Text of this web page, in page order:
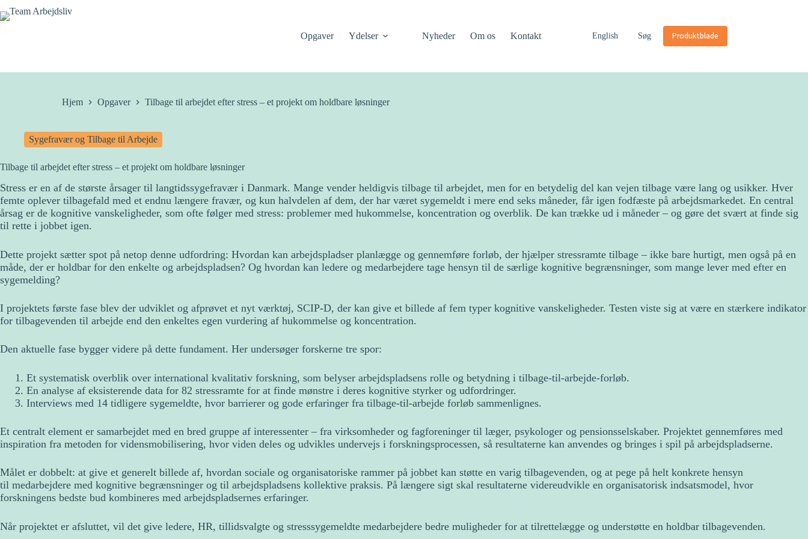
til
Opgaver
Ydelser Nyheder Om os Kontakt English Søg Produktblade
Hjem Opgaver Tilbage til arbejdet efter stress – et projekt om holdbare løsninger
Sygefravær og Tilbage til Arbejde
Tilbage til arbejdet efter stress – et projekt om holdbare løsninger
Stress er en af de største årsager til langtidssygefravær i Danmark. Mange vender heldigvis tilbage til arbejdet, men for en betydelig del kan vejen tilbage være lang og usikker. Hver
femte oplever tilbagefald med et endnu længere fravær, og kun halvdelen af dem, der har været sygemeldt i mere end seks måneder, får igen fodfæste på arbejdsmarkedet. En central
årsag er de kognitive vanskeligheder, som ofte følger med stress: problemer med hukommelse, koncentration og overblik. De kan trække ud i måneder – og gøre det svært at finde sig
til rette i jobbet igen.
Dette projekt sætter spot på netop denne udfordring: Hvordan kan arbejdspladser planlægge og gennemføre forløb, der hjælper stressramte tilbage – ikke bare hurtigt, men også på en
måde, der er holdbar for den enkelte og arbejdspladsen? Og hvordan kan ledere og medarbejdere tage hensyn til de særlige kognitive begrænsninger, som mange lever med efter en
sygemelding?
I projektets første fase blev der udviklet og afprøvet et nyt værktøj, SCIP-D, der kan give et billede af fem typer kognitive vanskeligheder. Testen viste sig at være en stærkere indikator
for tilbagevenden til arbejde end den enkeltes egen vurdering af hukommelse og koncentration.
Den aktuelle fase bygger videre på dette fundament. Her undersøger forskerne tre spor:
Et systematisk overblik over international kvalitativ forskning, som belyser arbejdspladsens rolle og betydning i tilbage-til-arbejde-forløb.
En analyse af eksisterende data for 82 stressramte for at finde mønstre i deres kognitive styrker og udfordringer.
Interviews med 14 tidligere sygemeldte, hvor barrierer og gode erfaringer fra tilbage-til-arbejde forløb sammenlignes.
Et centralt element er samarbejdet med en bred gruppe af interessenter – fra virksomheder og fagforeninger til læger, psykologer og pensionsselskaber. Projektet gennemføres med
inspiration fra metoden for vidensmobilisering, hvor viden deles og udvikles undervejs i forskningsprocessen, så resultaterne kan anvendes og bringes i spil på arbejdspladserne.
Målet er dobbelt: at give et generelt billede af, hvordan sociale og organisatoriske rammer på jobbet kan støtte en varig tilbagevenden, og at pege på helt konkrete hensyn
til medarbejdere med kognitive begrænsninger og til arbejdspladsens kollektive praksis. På længere sigt skal resultaterne videreudvikle en organisatorisk indsatsmodel, hvor
forskningens bedste bud kombineres med arbejdspladsernes erfaringer.
Når projektet er afsluttet, vil det give ledere, HR, tillidsvalgte og stresssygemeldte medarbejdere bedre muligheder for at tilrettelægge og understøtte en holdbar tilbagevenden.